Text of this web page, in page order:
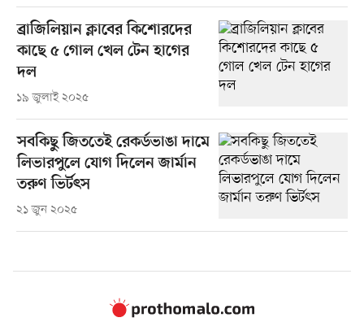
ব্রাজিলিয়ান ক্লাবের কিশোরদের
কাছে ৫ গোল খেল টেন হাগের
দল
১৯ জুলাই ২০২৫
সবকিছু জিততেই রেকর্ডভাঙা দামে
লিভারপুলে যোগ দিলেন জার্মান
তরুণ ভির্টৎস
২১ জুন ২০২৫